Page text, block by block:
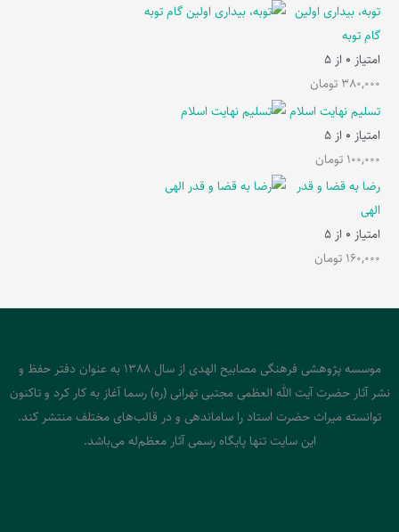
توبه، بیداری اولین
گام توبه
امتیاز 0 از 5
380,000 تومان
تسلیم نهایت اسلام
امتیاز 0 از 5
100,000 تومان
رضا به قضا و قدر
الهی
امتیاز 0 از 5
160,000 تومان
موسسه پژوهشی فرهنگی مصابیح الهدی از سال 1388 به عنوان دفتر حفظ و
نشر آثار حضرت آیت الله العظمی مجتبی تهرانی (ره) رسما آغاز به کار کرد و تاکنون
توانسته میراث حضرت استاد را ساماندهی و در قالب‌های مختلف منتشر کند.
این سایت تنها پایگاه رسمی آثار معظم‌له می‌باشد.